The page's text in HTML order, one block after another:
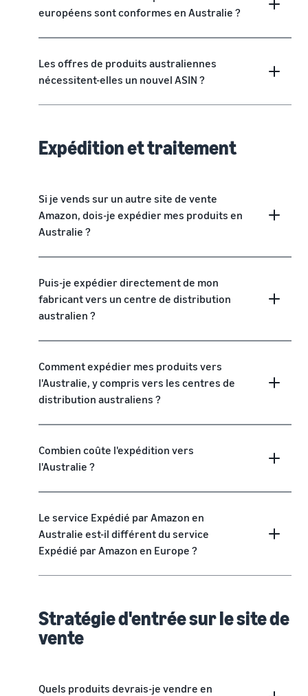
européens sont conformes en Australie ?
Les offres de produits australiennes
nécessitent-elles un nouvel ASIN ?
Expédition et traitement
Si je vends sur un autre site de vente
Amazon, dois-je expédier mes produits en
Australie ?
Puis-je expédier directement de mon
fabricant vers un centre de distribution
australien ?
Comment expédier mes produits vers
l'Australie, y compris vers les centres de
distribution australiens ?
Combien coûte l'expédition vers
l'Australie ?
Le service Expédié par Amazon en
Australie est-il différent du service
Expédié par Amazon en Europe ?
Stratégie d'entrée sur le site de
vente
Quels produits devrais-je vendre en